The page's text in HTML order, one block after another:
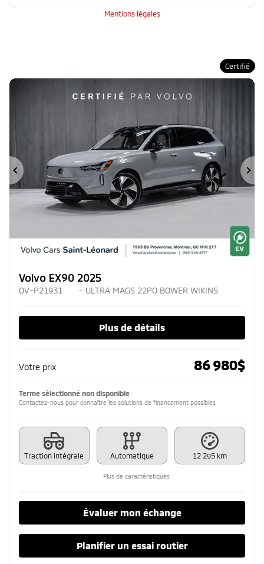
Mentions légales
Certifié
Précédent
Volvo EX90 2025
OV-P21931 – ULTRA MAGS 22PO BOWER WIKINS
Plus de détails
Votre prix 86 980$
Terme sélectionné non disponible
Contactez-nous pour connaître les solutions de financement possibles
Traction intégrale Automatique 12 295 km
Plus de caractéristiques
Évaluer mon échange
Planifier un essai routier